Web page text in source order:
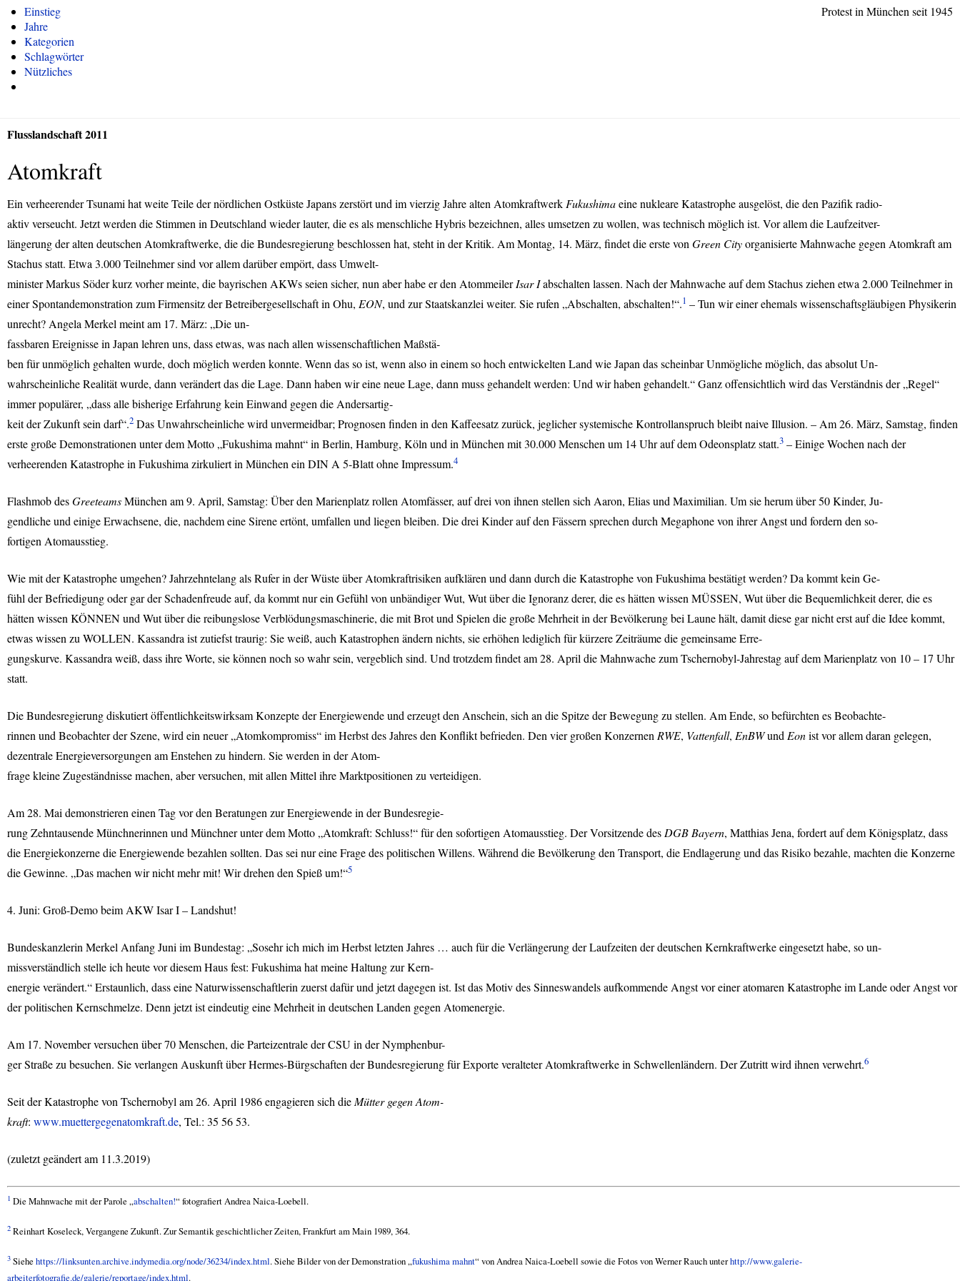
Protest in München seit 1945
Einstieg
Jahre
Kategorien
Schlagwörter
Nützliches
Flusslandschaft 2011
Atomkraft
Ein verheerender Tsunami hat weite Teile der nördlichen Ostküste Japans zerstört und im vierzig Jahre alten Atomkraftwerk Fukushimaeine nukleare Katastrophe ausgelöst, die den Pazifik radio-
aktiv verseucht. Jetzt werden die Stimmen in Deutschland wieder lauter, die es als menschliche Hybris bezeichnen, alles umsetzen zu wollen, was technisch möglich ist. Vor allem die Laufzeitver-
längerung der alten deutschen Atomkraftwerke, die die Bundesregierung beschlossen hat, steht in der Kritik. Am Montag, 14. März, findet die erste von Green Cityorganisierte Mahnwache gegen Atomkraft am
Stachus statt. Etwa 3.000 Teilnehmer sind vor allem darüber empört, dass Umwelt-
minister Markus Söder kurz vorher meinte, die bayrischen AKWs seien sicher, nun aber habe er den AtommeilerIsar Iabschalten lassen. Nach der Mahnwache auf dem Stachus ziehen etwa 2.000 Teilnehmer in
einer Spontandemonstration zum Firmensitz der Betreibergesellschaft in Ohu, EON, und zur Staatskanzlei weiter. Sie rufen „Abschalten, abschalten!“.1 – Tun wir einer ehemals wissenschaftsgläubigen Physikerin
unrecht? Angela Merkel meint am 17. März: „Die un-
fassbaren Ereignisse in Japan lehren uns, dass etwas, was nach allen wissenschaftlichen Maßstä-
ben für unmöglich gehalten wurde, doch möglich werden konnte. Wenn das so ist, wenn also in einem so hoch entwickelten Land wie Japan das scheinbar Unmögliche möglich, das absolut Un-
wahrscheinliche Realität wurde, dann verändert das die Lage. Dann haben wir eine neue Lage, dann muss gehandelt werden: Und wir haben gehandelt.“ Ganz offensichtlich wird das Verständnis der „Regel“
immer populärer, „dass alle bisherige Erfahrung kein Einwand gegen die Andersartig-
keit der Zukunft sein darf“.2 Das Unwahrscheinliche wird unvermeidbar; Prognosen finden in den Kaffeesatz zurück, jeglicher systemische Kontrollanspruch bleibt naive Illusion. – Am 26. März, Samstag, finden
erste große Demonstrationen unter dem Motto „Fukushima mahnt“ in Berlin, Hamburg, Köln und in München mit 30.000 Menschen um 14 Uhr auf dem Odeonsplatz statt.3 – Einige Wochen nach der
verheerenden Katastrophe in Fukushima zirkuliert in München ein DIN A 5-Blatt ohne Impressum.4
Flashmob desGreeteamsMünchen am 9. April, Samstag: Über den Marienplatz rollen Atomfässer, auf drei von ihnen stellen sich Aaron, Elias und Maximilian. Um sie herum über 50 Kinder, Ju-
gendliche und einige Erwachsene, die, nachdem eine Sirene ertönt, umfallen und liegen bleiben. Die drei Kinder auf den Fässern sprechen durch Megaphone von ihrer Angst und fordern den so-
fortigen Atomausstieg.
Wie mit der Katastrophe umgehen? Jahrzehntelang als Rufer in der Wüste über Atomkraftrisiken aufklären und dann durch die Katastrophe von Fukushima bestätigt werden? Da kommt kein Ge-
fühl der Befriedigung oder gar der Schadenfreude auf, da kommt nur ein Gefühl von unbändiger Wut, Wut über die Ignoranz derer, die es hätten wissen MÜSSEN, Wut über die Bequemlichkeit derer, die es
hätten wissen KÖNNEN und Wut über die reibungslose Verblödungsmaschinerie, die mit Brot und Spielen die große Mehrheit in der Bevölkerung bei Laune hält, damit diese gar nicht erst auf die Idee kommt,
etwas wissen zu WOLLEN. Kassandra ist zutiefst traurig: Sie weiß, auch Katastrophen ändern nichts, sie erhöhen lediglich für kürzere Zeiträume die gemeinsame Erre-
gungskurve. Kassandra weiß, dass ihre Worte, sie können noch so wahr sein, vergeblich sind. Und trotzdem findet am 28. April die Mahnwache zum Tschernobyl-Jahrestag auf dem Marienplatz von 10 – 17 Uhr
statt.
Die Bundesregierung diskutiert öffentlichkeitswirksam Konzepte der Energiewende und erzeugt den Anschein, sich an die Spitze der Bewegung zu stellen. Am Ende, so befürchten es Beobachte-
rinnen und Beobachter der Szene, wird ein neuer „Atomkompromiss“ im Herbst des Jahres den Konflikt befrieden. Den vier großen Konzernen RWE, Vattenfall, EnBWund Eonist vor allem daran gelegen,
dezentrale Energieversorgungen am Enstehen zu hindern. Sie werden in der Atom-
frage kleine Zugeständnisse machen, aber versuchen, mit allen Mittel ihre Marktpositionen zu verteidigen.
Am 28. Mai demonstrieren einen Tag vor den Beratungen zur Energiewende in der Bundesregie-
rung Zehntausende Münchnerinnen und Münchner unter dem Motto „Atomkraft: Schluss!“ für den sofortigen Atomausstieg. Der Vorsitzende des DGB Bayern, Matthias Jena, fordert auf dem Königsplatz, dass
die Energiekonzerne die Energiewende bezahlen sollten. Das sei nur eine Frage des politischen Willens. Während die Bevölkerung den Transport, die Endlagerung und das Risiko bezahle, machten die Konzerne
die Gewinne. „Das machen wir nicht mehr mit! Wir drehen den Spieß um!“5
4. Juni: Groß-Demo beim AKWIsar I – Landshut!
Bundeskanzlerin Merkel Anfang Juni im Bundestag: „Sosehr ich mich im Herbst letzten Jahres … auch für die Verlängerung der Laufzeiten der deutschen Kernkraftwerke eingesetzt habe, so un-
missverständlich stelle ich heute vor diesem Haus fest: Fukushima hat meine Haltung zur Kern-
energie verändert.“ Erstaunlich, dass eine Naturwissenschaftlerin zuerst dafür und jetzt dagegen ist. Ist das Motiv des Sinneswandels aufkommende Angst vor einer atomaren Katastrophe im Lande oder Angst vor
der politischen Kernschmelze. Denn jetzt ist eindeutig eine Mehrheit in deutschen Landen gegen Atomenergie.
Am 17. November versuchen über 70 Menschen, die Parteizentrale derCSUin der Nymphenbur-
ger Straße zu besuchen. Sie verlangen Auskunft über Hermes-Bürgschaften der Bundesregierung für Exporte veralteter Atomkraftwerke in Schwellenländern. Der Zutritt wird ihnen verwehrt.6
Seit der Katastrophe von Tschernobyl am 26. April 1986 engagieren sich die Mütter gegen Atom-
kraft: www.muettergegenatomkraft.de, Tel.: 35 56 53.
(zuletzt geändert am 11.3.2019)
1 Die Mahnwache mit der Parole „abschalten!“ fotografiert Andrea Naica-Loebell.
2 Reinhart Koseleck, Vergangene Zukunft. Zur Semantik geschichtlicher Zeiten, Frankfurt am Main 1989, 364.
3 Siehe https://linksunten.archive.indymedia.org/node/36234/index.html. Siehe Bilder von der Demonstration „fukushima mahnt“ von Andrea Naica-Loebell sowie die Fotos von Werner Rauch unterhttp://www.galerie-
arbeiterfotografie.de/galerie/reportage/index.html.